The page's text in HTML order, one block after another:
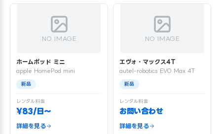
NO IMAGE
ホームポッド ミニ
apple HomePod mini
新品
レンタル料金
¥83/日〜
詳細を見る
NO IMAGE
エヴォ・マックス4T
autel-robotics EVO Max 4T
新品
レンタル料金
お問い合わせ
詳細を見る